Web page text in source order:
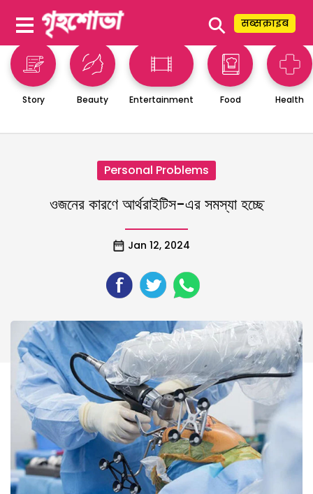
⚲ सब्सक्राइब
Story Beauty Entertainment Food Health
Personal Problems
ওজনের কারণে আর্থরাইটিস-এর সমস্যা হচ্ছে
Jan 12, 2024